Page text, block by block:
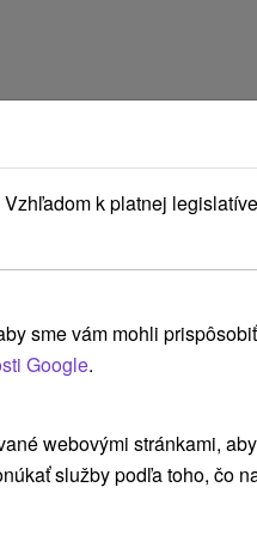
k platnej
sme vám mohli
Google.
webovými stránkami,
služby podľa toho, čo